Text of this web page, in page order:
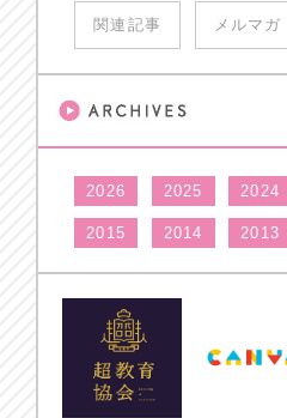
関連記事 メルマガ
2026 2025 2024
2015 2014 2013